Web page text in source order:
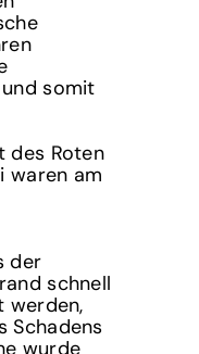
somit
des Roten
waren am
der
schnell
werden,
Schadens
wurde